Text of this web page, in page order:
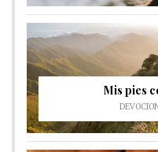
Mis pies